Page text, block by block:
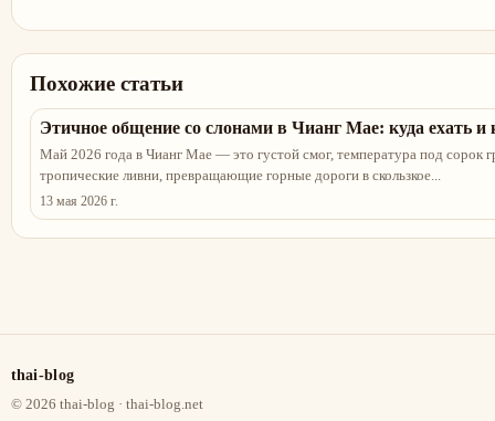
Похожие статьи
Этичное общение со слонами в Чианг Мае: куда ехать и
Май 2026 года в Чианг Мае — это густой смог, температура под сорок
тропические ливни, превращающие горные дороги в скользкое...
13 мая 2026 г.
thai-blog
© 2026 thai-blog · thai-blog.net